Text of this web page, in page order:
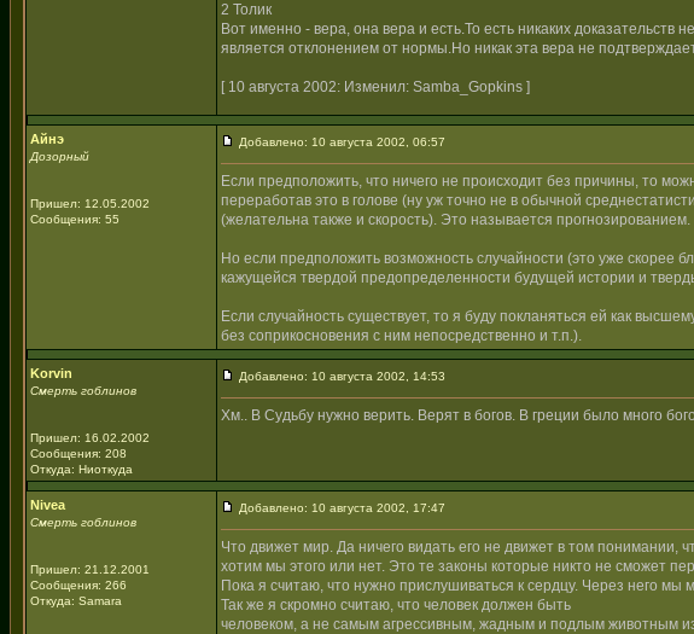
2 Толик
Вот именно - вера, она вера и есть.То есть никаких
является отклонением от нормы.Но никак эта вера не
[ 10 августа 2002: Изменил: Samba_Gopkins ]
Айнэ
Дозорный
Пришел: 12.05.2002
Сообщения: 55
Добавлено: 10 августа 2002, 06:57
Если предположить, что ничего не происходит без причины, то
переработав это в голове (ну уж точно не в обычной
(желательна также и скорость). Это называется прогнозированием.
Но если предположить возможность случайности (это уже скорее
кажущейся твердой предопределенности будущей истории и
Если случайность существует, то я буду покланяться ей как
без соприкосновения с ним непосредственно и т.п.).
Korvin
Смерть гоблинов
Пришел: 16.02.2002
Сообщения: 208
Откуда: Ниоткуда
Добавлено: 10 августа 2002, 14:53
Хм.. В Судьбу нужно верить. Верят в богов. В греции было много
Nivea
Смерть гоблинов
Пришел: 21.12.2001
Сообщения: 266
Откуда: Samara
Добавлено: 10 августа 2002, 17:47
Что движет мир. Да ничего видать его не движет в том понимании,
хотим мы этого или нет. Это те законы которые никто не сможет
Пока я считаю, что нужно прислушиваться к сердцу. Через него
Так же я скромно считаю, что человек должен быть
человеком, а не самым агрессивным, жадным и подлым животным